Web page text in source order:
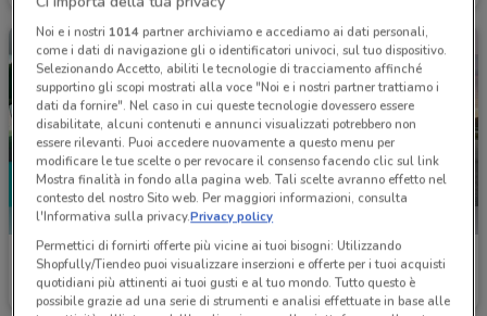
SEAT
Scade il 31/12 620 m
Audi
620 m
Noi e i nostri 1014partner archiviamo e accediamo ai dati personali,
come i dati di navigazione gli o identificatori univoci, sul tuo dispositivo.
Selezionando Accetto, abiliti le tecnologie di tracciamento affinché
supportino gli scopi mostrati alla voce "Noi e i nostri partner trattiamo i
dati da fornire". Nel caso in cui queste tecnologie dovessero essere
disabilitate, alcuni contenuti e annunci visualizzati potrebbero non
essere rilevanti. Puoi accedere nuovamente a questo menu per
modificare le tue scelte o per revocare il consenso facendo clic sul link
Mostra finalità in fondo alla pagina web. Tali scelte avranno effetto nel
contesto del nostro Sito web. Per maggiori informazioni, consulta
l'Informativa sulla privacy.Privacy policy
Permettici di fornirti offerte più vicine ai tuoi bisogni: Utilizzando
Shopfully/Tiendeo puoi visualizzare inserzioni e offerte per i tuoi acquisti
quotidiani più attinenti ai tuoi gusti e al tuo mondo. Tutto questo è
possibile grazie ad una serie di strumenti e analisi effettuate in base alle